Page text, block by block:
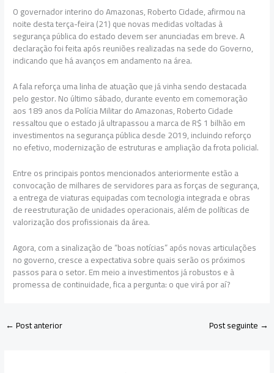
O governador interino do Amazonas, Roberto Cidade, afirmou na
noite desta terça-feira (21) que novas medidas voltadas à
segurança pública do estado devem ser anunciadas em breve. A
declaração foi feita após reuniões realizadas na sede do Governo,
indicando que há avanços em andamento na área.
A fala reforça uma linha de atuação que já vinha sendo destacada
pelo gestor. No último sábado, durante evento em comemoração
aos 189 anos da Polícia Militar do Amazonas, Roberto Cidade
ressaltou que o estado já ultrapassou a marca de R$ 1 bilhão em
investimentos na segurança pública desde 2019, incluindo reforço
no efetivo, modernização de estruturas e ampliação da frota policial.
Entre os principais pontos mencionados anteriormente estão a
convocação de milhares de servidores para as forças de segurança,
a entrega de viaturas equipadas com tecnologia integrada e obras
de reestruturação de unidades operacionais, além de políticas de
valorização dos profissionais da área.
Agora, com a sinalização de “boas notícias” após novas articulações
no governo, cresce a expectativa sobre quais serão os próximos
passos para o setor. Em meio a investimentos já robustos e à
promessa de continuidade, fica a pergunta: o que virá por aí?
←Post anterior Post seguinte →